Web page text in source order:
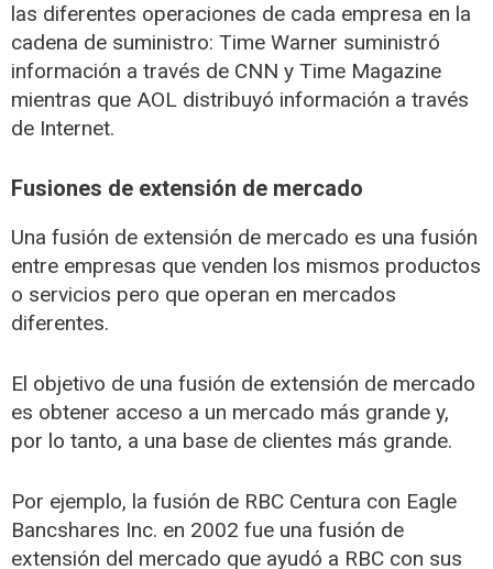
las diferentes operaciones de cada empresa en la
cadena de suministro: Time Warner suministró
información a través de CNN y Time Magazine
mientras que AOL distribuyó información a través
de Internet.
Fusiones de extensión de mercado
Una fusión de extensión de mercado es una fusión
entre empresas que venden los mismos productos
o servicios pero que operan en mercados
diferentes.
El objetivo de una fusión de extensión de mercado
es obtener acceso a un mercado más grande y,
por lo tanto, a una base de clientes más grande.
Por ejemplo, la fusión de RBC Centura con Eagle
Bancshares Inc. en 2002 fue una fusión de
extensión del mercado que ayudó a RBC con sus